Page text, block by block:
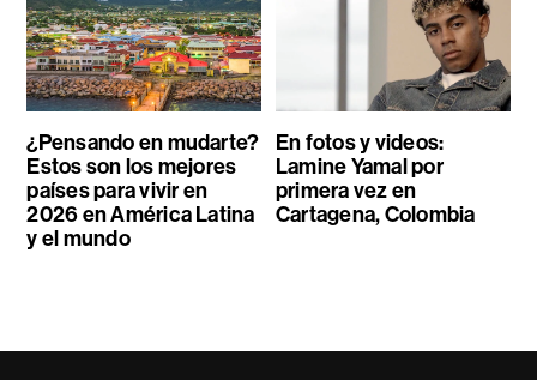
¿Pensando en mudarte?
Estos son los mejores
países para vivir en
2026 en América Latina
y el mundo
En fotos y videos:
Lamine Yamal por
primera vez en
Cartagena, Colombia